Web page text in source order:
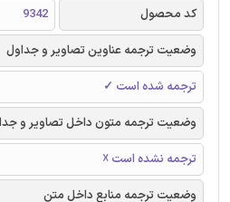
کد محصول
9342
وضعیت ترجمه عناوین تصاویر و جداول
ترجمه شده است ✓
وضعیت ترجمه متون داخل تصاویر و
ترجمه نشده است ☓
وضعیت ترجمه منابع داخل متن